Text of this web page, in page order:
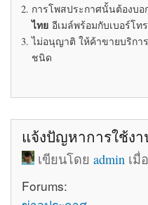
การโพสประกาศนั้นต้องบอ
ไทย อีเมล์พร้อมกับเบอร์โ
ไม่อนุญาติ ให้ค้าขายบริกา
ชนิด
about ระเบียบข้อบังคับใน
แจ้งปัญหาการใช้ง
เขียนโดยadmin เมื่
Forums: